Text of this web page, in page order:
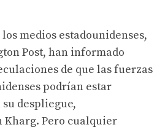
medios estadounidenses,
Post, han informado
de que las fuerzas
podrían estar
despliegue,
Pero cualquier